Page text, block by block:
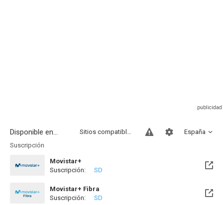
Disponible en... España
Sitios compatibles
Suscripción
Movistar+
Disponible hasta el Sab, 15 Ago 2026 (Quedan 6 días)
Suscripción: SD
Movistar+ Fibra
Disponible hasta el Sab, 15 Ago 2026 (Quedan 6 días)
Suscripción: SD